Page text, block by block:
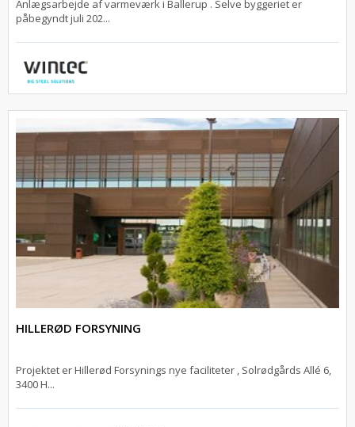
Anlægsarbejde af varmeværk i Ballerup . Selve byggeriet er
påbegyndt juli 202...
HILLERØD FORSYNING
Projektet er Hillerød Forsynings nye faciliteter , Solrødgårds Allé 6,
3400 H...